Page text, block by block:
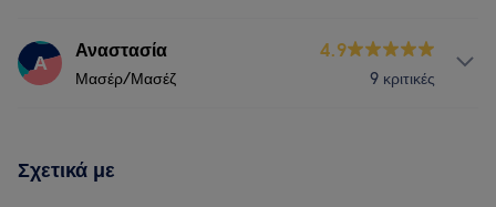
Τι λένε οι πελάτες μας για Παυλίνα
Υπηρεσίες
Α Αναστασία
Μασέρ/Μασέζ
4.9
9 κριτικές
Μασάζ
Σχετικά με